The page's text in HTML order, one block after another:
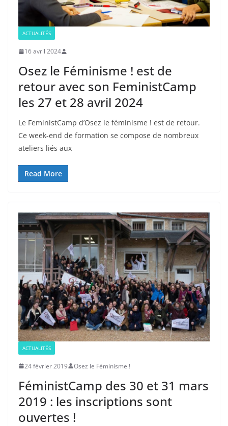
ACTUALITÉS
16 avril 2024
Osez le Féminisme ! est de
retour avec son FeministCamp
les 27 et 28 avril 2024
Le FeministCamp d’Osez le féminisme ! est de retour.
Ce week-end de formation se compose de nombreux
ateliers liés aux
Read More
ACTUALITÉS
24 février 2019 Osez le Féminisme !
FéministCamp des 30 et 31 mars
2019 : les inscriptions sont
ouvertes !